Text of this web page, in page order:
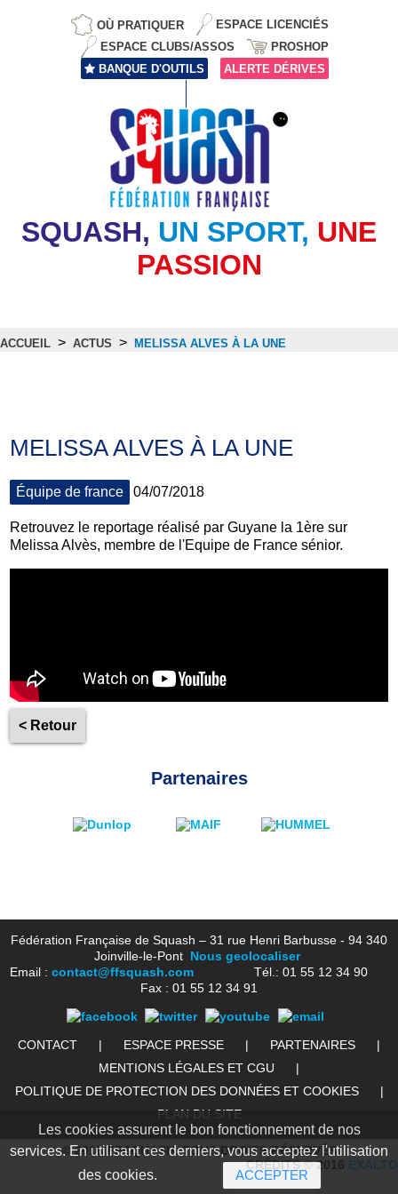
OÙ PRATIQUER
ESPACE LICENCIÉS
ESPACE CLUBS/ASSOS
PROSHOP
BANQUE D'OUTILS
ALERTE DÉRIVES
SQUASH, UN SPORT, UNE
PASSION
ACCUEIL > ACTUS > MELISSA ALVES À LA UNE
MELISSA ALVES À LA UNE
Équipe de france 04/07/2018
Retrouvez le reportage réalisé par Guyane la 1ère sur
Melissa Alvès, membre de l'Equipe de France sénior.
< Retour
Partenaires
Fédération Française de Squash – 31 rue Henri Barbusse - 94 340
Joinville-le-Pont Nous geolocaliser
Email : contact@ffsquash.comTél.: 01 55 12 34 90
Fax : 01 55 12 34 91
CONTACT | ESPACE PRESSE | PARTENAIRES
|
MENTIONS LÉGALES ET CGU
|
POLITIQUE DE PROTECTION DES DONNÉES ET COOKIES
|
PLAN DU SITE
© 2016 FFSQUASH. TOUS DROITS RÉSERVÉS
CRÉDITS © 2016 EXALTO
Les cookies assurent le bon fonctionnement de nos
services. En utilisant ces derniers, vous acceptez l'utilisation
des cookies.
ACCEPTER